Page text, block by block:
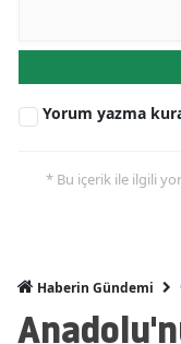
Yorum yazma
* Bu içerik ile ilgili
Haberin Gündemi